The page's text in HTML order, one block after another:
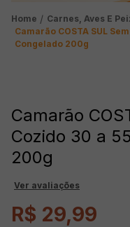
Carnes, Aves E
Camarão COSTA SUL
Congelado 200g
Camarão
Cozido 30 a
200g
Ver avaliações
R$ 29,99